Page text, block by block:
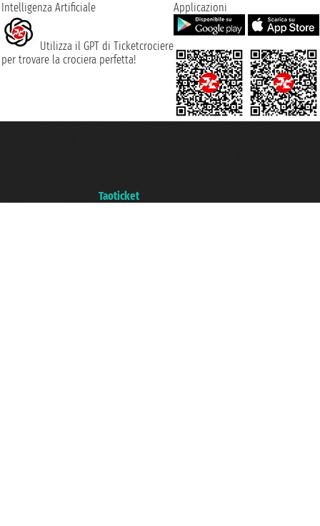
Intelligenza Artificiale
Utilizza il GPT di Ticketcrociere
per trovare la crociera perfetta!
Applicazioni
Taoticket